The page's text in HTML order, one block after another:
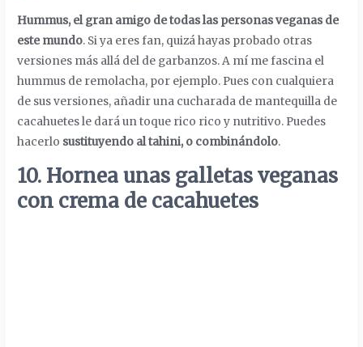
Hummus, el gran amigo de todas las personas veganas de
este mundo. Si ya eres fan, quizá hayas probado otras
versiones más allá del de garbanzos. A mí me fascina el
hummus de remolacha, por ejemplo. Pues con cualquiera
de sus versiones, añadir una cucharada de mantequilla de
cacahuetes le dará un toque rico rico y nutritivo. Puedes
hacerlo sustituyendo al tahini, o combinándolo.
10. Hornea unas galletas veganas
con crema de cacahuetes